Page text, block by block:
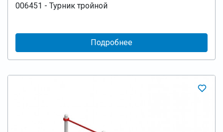
006451 - Турник тройной
Подробнее